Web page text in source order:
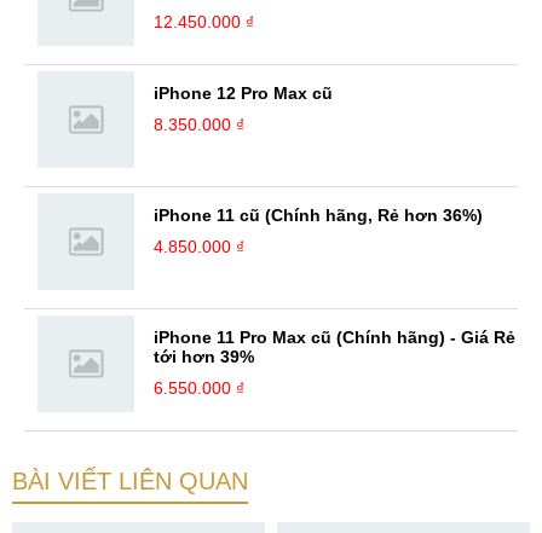
12.450.000 ₫
iPhone 12 Pro Max cũ
8.350.000 ₫
iPhone 11 cũ (Chính hãng, Rẻ hơn 36%)
4.850.000 ₫
iPhone 11 Pro Max cũ (Chính hãng) - Giá Rẻ
tới hơn 39%
6.550.000 ₫
BÀI VIẾT LIÊN QUAN